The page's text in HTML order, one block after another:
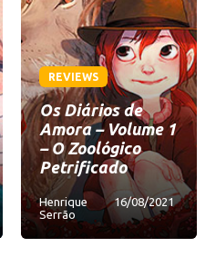
REVIEWS
Os Diários de
Amora – Volume 1
– O Zoológico
Petrificado
Henrique
Serrão
16/08/2021